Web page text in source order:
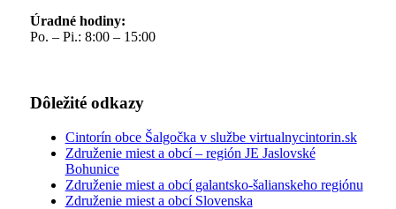
Úradné hodiny:
Po. – Pi.: 8:00 – 15:00
Dôležité odkazy
Cintorín obce Šalgočka v službe virtualnycintorin.sk
Združenie miest a obcí – región JE Jaslovské
Bohunice
Združenie miest a obcí galantsko-šalianskeho regiónu
Združenie miest a obcí Slovenska